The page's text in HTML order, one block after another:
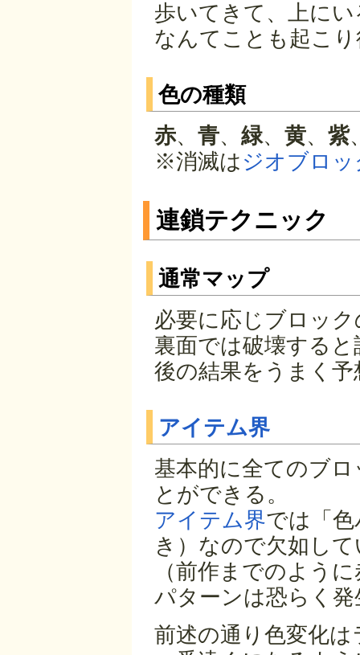
歩いてきて、上に
なんてことも起こ
色の種類
赤、 青、 緑、 黄、 紫
※消滅は ジオブロッ
連鎖テクニック
通常マップ
必要に応じブロッ
裏面では破壊すると
後の結果をうまく
アイテム界
基本的に全てのブ
とができる。
アイテム界では「
き）なので欠如し
（前作までのよう
パターンは恐らく
前述の通り色変化